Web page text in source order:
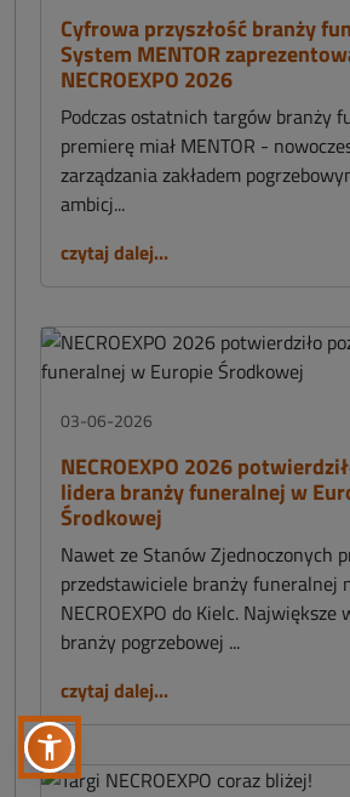
Cyfrowa przyszłość branży
System MENTOR
NECROEXPO 2026
Podczas ostatnich targów branży
premierę miał MENTOR -
zarządzania zakładem
ambicj...
czytaj dalej...
03-06-2026
NECROEXPO 2026
lidera branży funeralnej w
Środkowej
Nawet ze Stanów Zjednoczonych
przedstawiciele branży funeralnej
NECROEXPO do Kielc. Największe
branży pogrzebowej ...
czytaj dalej...